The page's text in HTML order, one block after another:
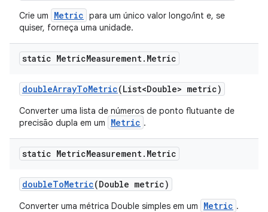
Crie um Metric para um único valor longo/int e, se
quiser, forneça uma unidade.
static MetricMeasurement. Metric
doubleArrayToMetric(List<Double> metric)
Converter uma lista de números de ponto flutuante de
precisão dupla em um
Metric .
static MetricMeasurement. Metric
doubleToMetric(Double metric)
Converter uma métrica Double simples em um Metric .